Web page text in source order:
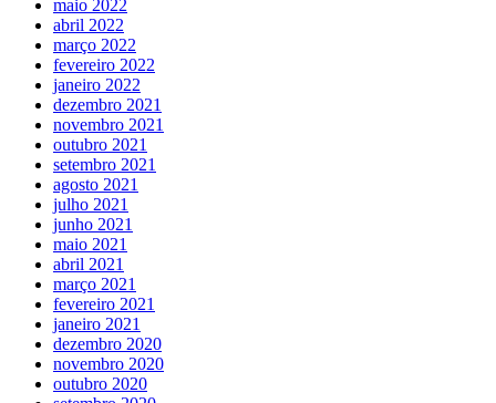
maio 2022
abril 2022
março 2022
fevereiro 2022
janeiro 2022
dezembro 2021
novembro 2021
outubro 2021
setembro 2021
agosto 2021
julho 2021
junho 2021
maio 2021
abril 2021
março 2021
fevereiro 2021
janeiro 2021
dezembro 2020
novembro 2020
outubro 2020